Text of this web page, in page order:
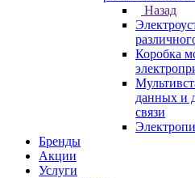
Назад
Коробка
данных и
связи
Бренды
Акции
Услуги